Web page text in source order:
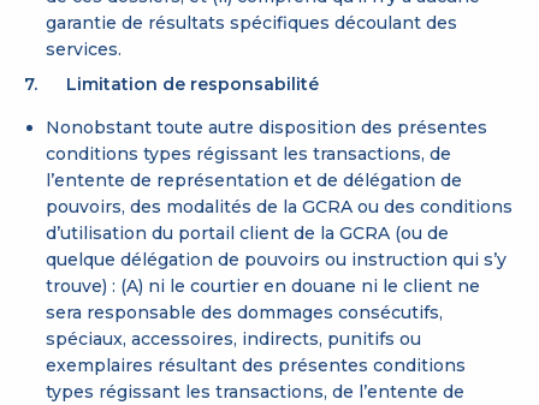
garantie de résultats spécifiques découlant des
services.
7. Limitation de responsabilité
Nonobstant toute autre disposition des présentes
conditions types régissant les transactions, de
l’entente de représentation et de délégation de
pouvoirs, des modalités de la GCRA ou des conditions
d’utilisation du portail client de la GCRA (ou de
quelque délégation de pouvoirs ou instruction qui s’y
trouve) : (A) ni le courtier en douane ni le client ne
sera responsable des dommages consécutifs,
spéciaux, accessoires, indirects, punitifs ou
exemplaires résultant des présentes conditions
types régissant les transactions, de l’entente de